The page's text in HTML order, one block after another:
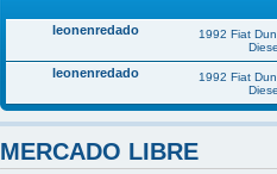
leonenredado
1992 Fiat
leonenredado
1992 Fiat
MERCADO LIBRE